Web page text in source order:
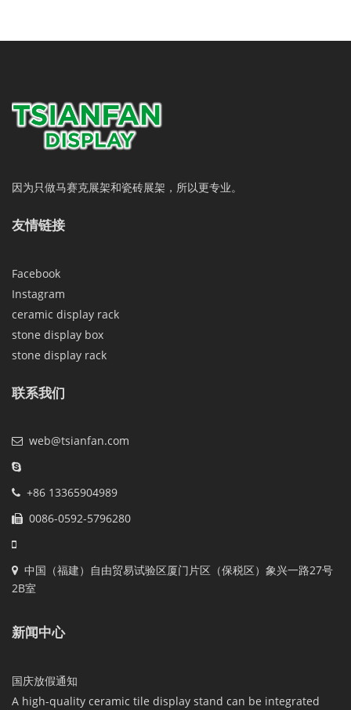
因为只做马赛克展架和瓷砖展架，所以更专业。
友情链接
Facebook
Instagram
ceramic display rack
stone display box
stone display rack
联系我们
web@tsianfan.com
+86 13365904989
0086-0592-5796280
中国（福建）自由贸易试验区厦门片区（保税区）象兴一路27号
2B室
新闻中心
国庆放假通知
A high-quality ceramic tile display stand can be integrated